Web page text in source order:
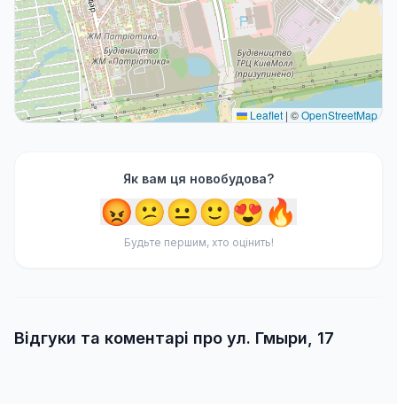
Leaflet | ©OpenStreetMap
Як вам ця новобудова?
😡😕😐🙂😍🔥
Будьте першим, хто оцінить!
Відгуки та коментарі про ул. Гмыри, 17